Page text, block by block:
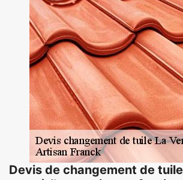
Devis de changement de